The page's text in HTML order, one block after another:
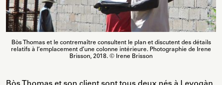
Bòs Thomas et le contremaître consultent le plan et discutent des détails
relatifs à l’emplacement d’une colonne intérieure. Photographie de Irene
Brisson, 2018. © Irene Brisson